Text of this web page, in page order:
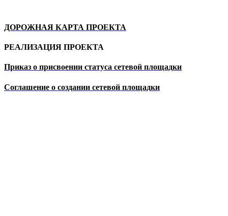
ДОРОЖНАЯ КАРТА ПРОЕКТА
РЕАЛИЗАЦИЯ ПРОЕКТА
Приказ о присвоении статуса сетевой площадки
Соглашение о создании сетевой площадки